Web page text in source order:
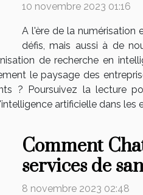
10 novembre 2023 01:16
A l'ère de la numérisation
défis, mais aussi à de
de recherche en
le paysage des
? Poursuivez la lecture
artificielle dans
Comment
services de
8 novembre 2023 02:48